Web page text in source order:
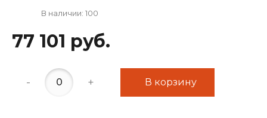
В наличии: 100
77 101 руб.
- + В корзину